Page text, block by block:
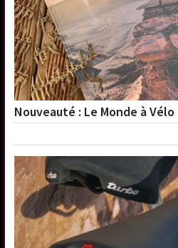
Nouveauté : Le Monde à Vélo